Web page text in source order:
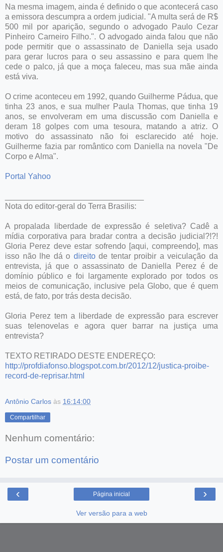
Na mesma imagem, ainda é definido o que acontecerá caso
a emissora descumpra a ordem judicial. "A multa será de R$
500 mil por aparição, segundo o advogado Paulo Cezar
Pinheiro Carneiro Filho.". O advogado ainda falou que não
pode permitir que o assassinato de Daniella seja usado
para gerar lucros para o seu assassino e para quem lhe
cede o palco, já que a moça faleceu, mas sua mãe ainda
está viva.
O crime aconteceu em 1992, quando Guilherme Pádua, que
tinha 23 anos, e sua mulher Paula Thomas, que tinha 19
anos, se envolveram em uma discussão com Daniella e
deram 18 golpes com uma tesoura, matando a atriz. O
motivo do assassinato não foi esclarecido até hoje.
Guilherme fazia par romântico com Daniella na novela "De
Corpo e Alma".
Portal Yahoo
Nota do editor-geral do Terra Brasilis:
A propalada liberdade de expressão é seletiva? Cadê a
mídia corporativa para bradar contra a decisão judicial?!?!
Gloria Perez deve estar sofrendo [aqui, compreendo], mas
isso não lhe dá o direitode tentar proibir a veiculação da
entrevista, já que o assassinato de Daniella Perez é de
domínio público e foi largamente explorado por todos os
meios de comunicação, inclusive pela Globo, que é quem
está, de fato, por trás desta decisão.
Gloria Perez tem a liberdade de expressão para escrever
suas telenovelas e agora quer barrar na justiça uma
entrevista?
TEXTO RETIRADO DESTE ENDEREÇO:
http://profdiafonso.blogspot.com.br/2012/12/justica-proibe-
record-de-reprisar.html
Antônio Carlos às 16:14:00
Compartilhar
Nenhum comentário:
Postar um comentário
‹ ›
Página inicial
Ver versão para a web